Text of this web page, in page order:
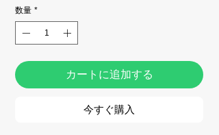
数量 *
カートに追加する
今すぐ購入